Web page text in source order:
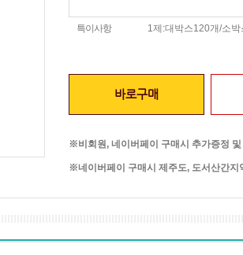
특이사항 1제:대박스120개/소
바로구매
※비회원, 네이버페이 구매시 추가증정
※네이버페이 구매시 제주도, 도서산간지